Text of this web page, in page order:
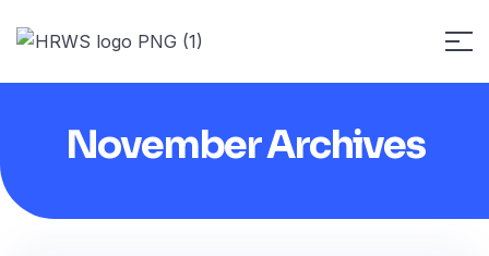
November Archives